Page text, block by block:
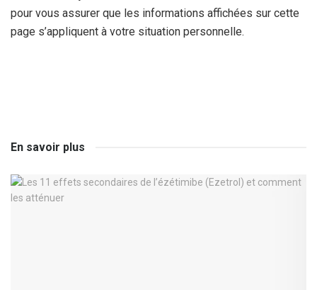
pour vous assurer que les informations affichées sur cette
page s’appliquent à votre situation personnelle.
En savoir plus